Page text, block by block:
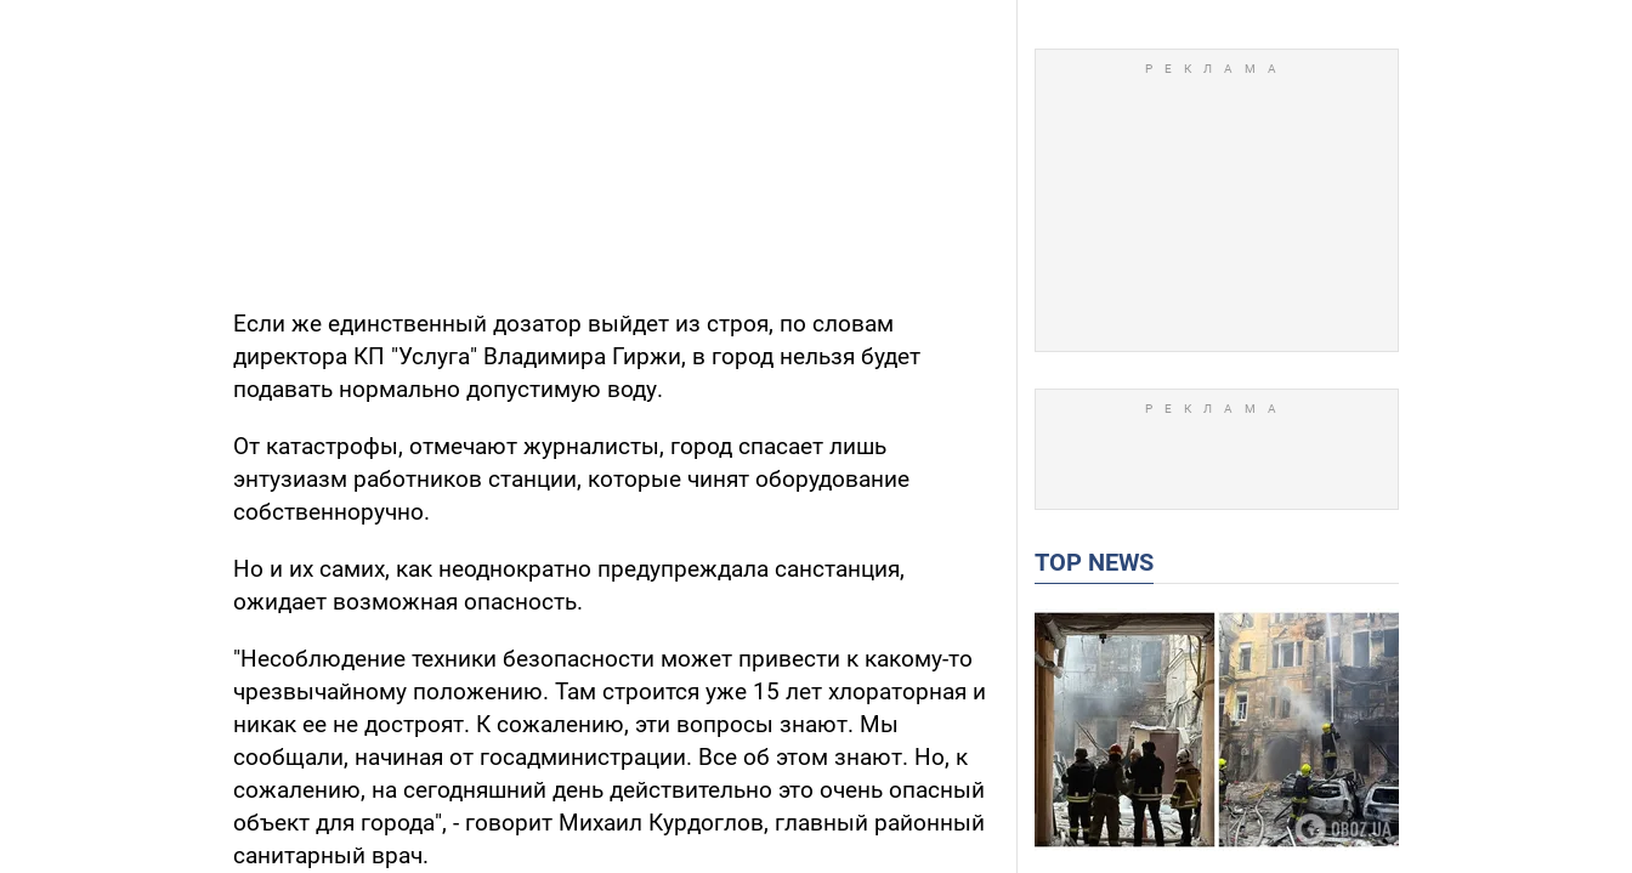
Если же единственный дозатор выйдет из строя, по словам
директора КП "Услуга" Владимира Гиржи, в город нельзя будет
подавать нормально допустимую воду.
От катастрофы, отмечают журналисты, город спасает лишь
энтузиазм работников станции, которые чинят оборудование
собственноручно.
Но и их самих, как неоднократно предупреждала санстанция,
ожидает возможная опасность.
"Несоблюдение техники безопасности может привести к какому-то
чрезвычайному положению. Там строится уже 15 лет хлораторная и
никак ее не достроят. К сожалению, эти вопросы знают. Мы
сообщали, начиная от госадминистрации. Все об этом знают. Но, к
сожалению, на сегодняшний день действительно это очень опасный
объект для города", - говорит Михаил Курдоглов, главный районный
санитарный врач.
TOP NEWS